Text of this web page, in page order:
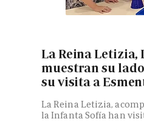
La Reina Letizia,
muestran su
su visita a
La Reina Letizia,
la Infanta Sofía han